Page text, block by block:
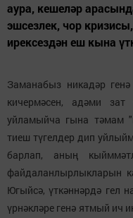
аура, кешеләр
эшсезлек, чор
ирексездән еш кына
Заманабыз никадәр
кичермәсен, адәми зат
уйламыйча гына тәмам
тиеш түгелдер дип
барлап, аның
файдаланлырлыкларын
Югыйсә, үткәннәрдә гел
үрнәкләре генә ятмый ич